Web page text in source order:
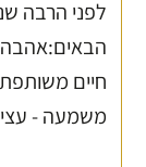
לפני הרבה
חיים
משמעה -